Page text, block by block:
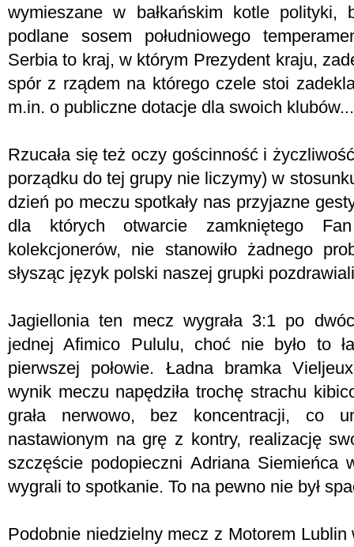
wymieszane w bałkańskim kotle polityki,
podlane sosem południowego
Serbia to kraj, w którym Prezydent kraju,
spór z rządem na którego czele stoi
m.in. o publiczne dotacje dla swoich klubów...
Rzucała się też oczy gościnność i
porządku do tej grupy nie liczymy) w
dzień po meczu spotkały nas przyjazne
dla których otwarcie zamkniętego
kolekcjonerów, nie stanowiło żadnego
słysząc język polski naszej grupki
Jagiellonia ten mecz wygrała 3:1 po
jednej Afimico Pululu, choć nie było to
pierwszej połowie. Ładna bramka
wynik meczu napędziła trochę strachu
grała nerwowo, bez koncentracji, co
nastawionym na grę z kontry, realizację
szczęście podopieczni Adriana
wygrali to spotkanie. To na pewno nie był
Podobnie niedzielny mecz z Motorem Lublin